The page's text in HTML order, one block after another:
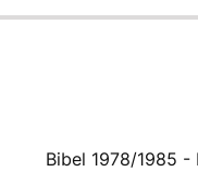
Bibel 1978/1985 -